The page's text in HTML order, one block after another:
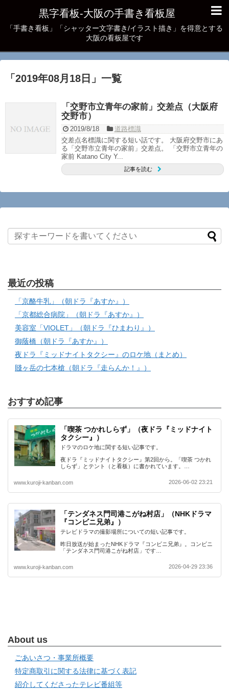
黒字看板‐大阪の手書き看板屋
「手書き看板」「シャッター文字書き/イラスト描き」を得意とする
大阪の看板屋です
「 2019年08月18日 」 一覧
「交野市立青年の家前」交差点（大阪府
交野市）
2019/8/18
道路標識
交差点名標識に関する短い話です。 大阪府交野市にあ
る「交野市立青年の家前」交差点。 「交野市立青年の
家前 Katano City Y...
記事を読む
最近の投稿
「京酪牛乳」（朝ドラ『あすか』）
「京都総合病院」（朝ドラ『あすか』）
美容室「VIOLET」（朝ドラ『ひまわり』）
御蔭橋（朝ドラ『あすか』）
夜ドラ『ミッドナイトタクシー』のロケ地（まとめ）
賤ヶ岳の七本槍（朝ドラ『走らんか！』）
おすすめ記事
「喫茶 つかれしらず」（夜ドラ『ミッドナイト
タクシー』）
ドラマのロケ地に関する短い記事です。
夜ドラ『ミッドナイトタクシー』第2回から。「喫茶 つかれ
しらず」とテント（と看板）に書かれています。…
www.kuroji-kanban.com 2026-06-02 23:21
「テンダネス門司港こがね村店」（NHKドラマ
『コンビニ兄弟』）
テレビドラマの撮影場所についての短い記事です。
昨日放送が始まったNHKドラマ『コンビニ兄弟』。コンビニ
「テンダネス門司港こがね村店」です…
www.kuroji-kanban.com 2026-04-29 23:36
About us
ごあいさつ・事業所概要
特定商取引に関する法律に基づく表記
紹介してくださったテレビ番組等